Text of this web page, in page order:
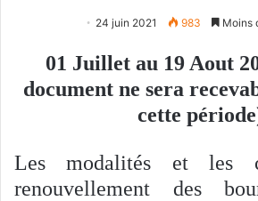
24 juin 2021 983 Moins
01 Juillet au 19 Aout
document ne sera
cette
Les modalités et les
renouvellement des